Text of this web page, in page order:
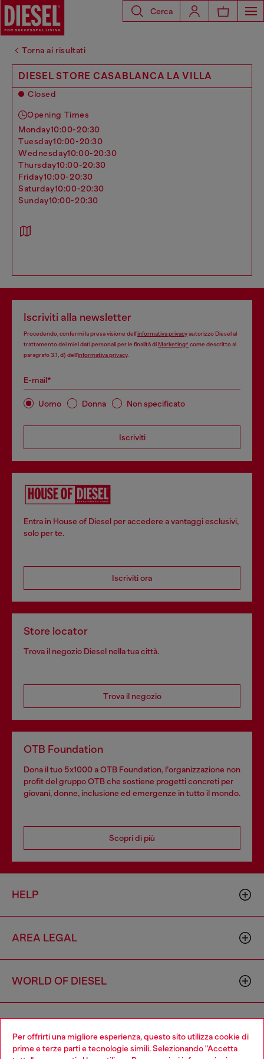
Per offrirti una migliore esperienza, questo sito utilizza cookie di
prime e terze parti e tecnologie simili. Selezionando "Accetta
Cerca
Torna ai risultati
DIESEL STORE CASABLANCA LA VILLA
Closed
Opening Times
monday10:00-20:30
tuesday10:00-20:30
wednesday10:00-20:30
thursday10:00-20:30
friday10:00-20:30
saturday10:00-20:30
sunday10:00-20:30
Iscriviti alla newsletter
Procedendo, confermi la presa visione dell’informativa privacyautorizzo Diesel al
trattamento dei miei dati personali per le finalità diMarketing*come descritto al
paragrafo 3.1, d) dell’informativa privacy.
E-mail*
Uomo Donna Non specificato
Iscriviti
Entra in House of Diesel per accedere a vantaggi esclusivi,
solo per te.
Iscriviti ora
Store locator
Trova il negozio Diesel nella tua città.
Trova il negozio
OTB Foundation
Dona il tuo 5x1000 a OTB Foundation, l’organizzazione non
profit del gruppo OTB che sostiene progetti concreti per
giovani, donne, inclusione ed emergenze in tutto il mondo.
Scopri di più
HELP
AREA LEGAL
WORLD OF DIESEL